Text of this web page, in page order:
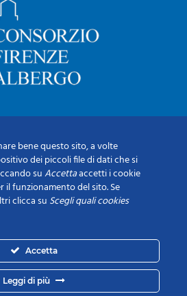
bene questo sito, a volte
dei piccoli file di dati che si
suAccettaaccetti i cookie
il funzionamento del sito. Se
clicca su Scegli quali cookies
Accetta
Leggi di più